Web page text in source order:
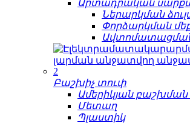
Արտադրական
Ներարկման
Փորձարկման
Բաշխիչ տուփ
Ամերիկյան
Մետաղ
Պլաստիկ